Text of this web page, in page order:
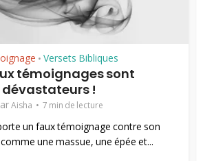
• Versets Bibliques
témoignages sont
dévastateurs !
Aisha 7 min de lecture
un faux témoignage contre son
une massue, une épée et...